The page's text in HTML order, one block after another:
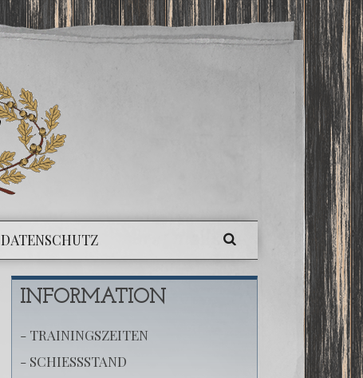
DATENSCHUTZ
INFORMATION
- TRAININGSZEITEN
- SCHIESSSTAND